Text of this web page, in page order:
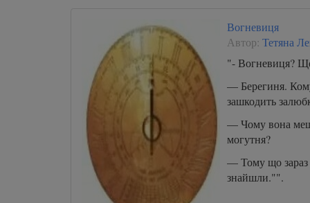
почему
иллюзорно,
разрыва, а с
искоренению
Вогневиця
Автор: Тетяна
"- Вогневиця?
— Берегиня.
зашкодить
— Чому вона
могутня?
— Тому що зараз
знайшли."".